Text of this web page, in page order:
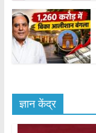
ज्ञान केंद्र